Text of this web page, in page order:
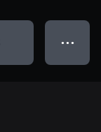
● ● ●